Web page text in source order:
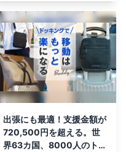
出張にも最適！支援金額が
720,500円を超える。世
界63カ国、8000人のト